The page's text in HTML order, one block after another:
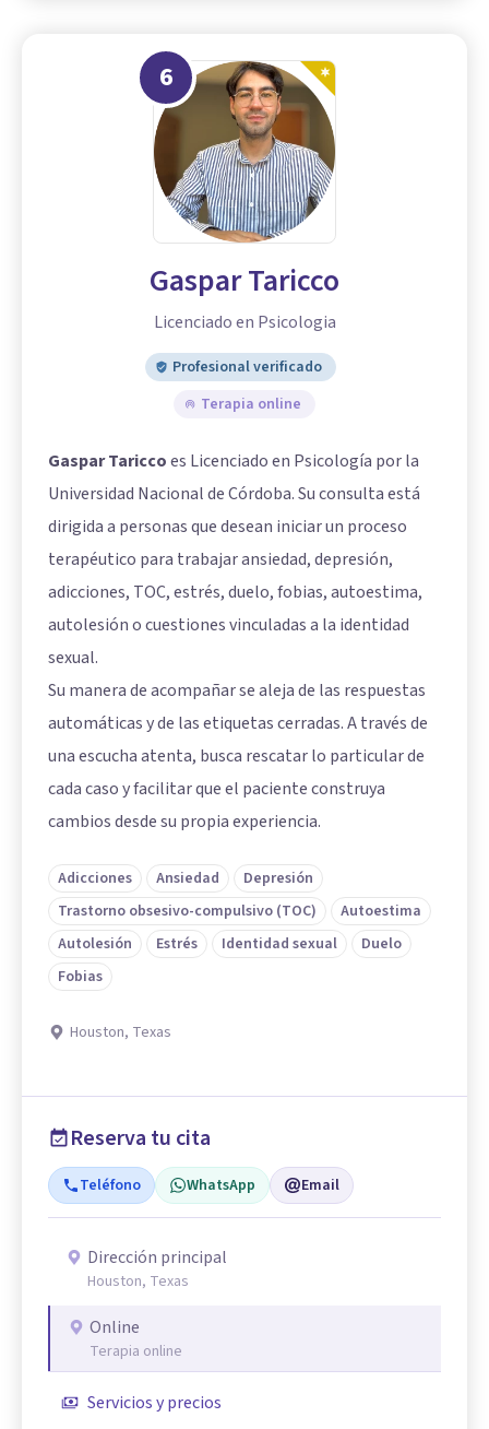
6
Gaspar Taricco
Licenciado en Psicologia
Profesional verificado
Terapia online
Gaspar Tariccoes Licenciado en Psicología por la
Universidad Nacional de Córdoba. Su consulta está
dirigida a personas que desean iniciar un proceso
terapéutico para trabajar ansiedad, depresión,
adicciones, TOC, estrés, duelo, fobias, autoestima,
autolesión o cuestiones vinculadas a la identidad
sexual.
Su manera de acompañar se aleja de las respuestas
automáticas y de las etiquetas cerradas. A través de
una escucha atenta, busca rescatar lo particular de
cada caso y facilitar que el paciente construya
cambios desde su propia experiencia.
Adicciones Ansiedad
Depresión
Trastorno obsesivo-compulsivo (TOC)
Autoestima
Autolesión
Estrés Identidad sexual
Duelo
Fobias
Houston, Texas
Reserva tu cita
Teléfono WhatsApp Email
Dirección principal
Houston, Texas
Online
Terapia online
Servicios y precios